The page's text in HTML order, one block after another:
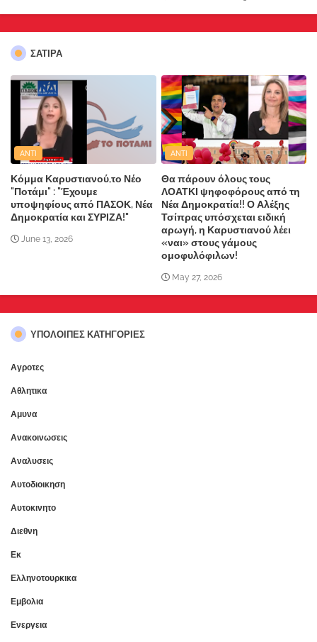
ΣΑΤΙΡΑ
ANTI
Κόμμα Καρυστιανού,το Νέο
"Ποτάμι" : "Έχουμε
υποψηφίους από ΠΑΣΟΚ, Νέα
Δημοκρατία και ΣΥΡΙΖΑ!"
June 13, 2026
ANTI
Θα πάρουν όλους τους
ΛΟΑΤΚΙ ψηφοφόρους από τη
Νέα Δημοκρατία!! Ο Αλέξης
Τσίπρας υπόσχεται ειδική
αρωγή, η Καρυστιανού λέει
«ναι» στους γάμους
ομοφυλόφιλων!
May 27, 2026
ΥΠΌΛΟΙΠΕΣ ΚΑΤΗΓΟΡΊΕΣ
Αγροτες
Αθλητικα
Αμυνα
Ανακοινωσεις
Αναλυσεις
Αυτοδιοικηση
Αυτοκινητο
Διεθνη
Εκ
Ελληνοτουρκικα
Εμβολια
Ενεργεια